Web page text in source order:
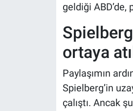
geldiği ABD’de,
ortaya
Paylaşımın
Spielberg’in
çalıştı. Ancak